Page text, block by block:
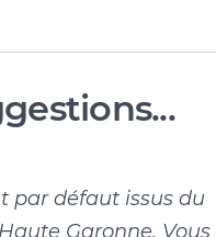
par défaut issus du
Garonne. Vous